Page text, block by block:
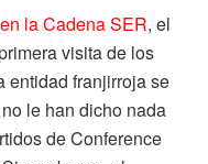
la Cadena SER, el
visita de los
entidad franjirroja se
le han dicho nada
de Conference